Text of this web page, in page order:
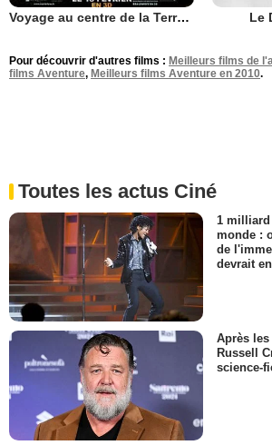
Voyage au centre de la Terre 2 : L'île mystérieuse Le
Pour découvrir d'autres films : Meilleurs films de
films Aventure, Meilleurs films Aventure en 2010.
Toutes les actus Ciné
1
monde :
de
devrait
Après
Russell
science-